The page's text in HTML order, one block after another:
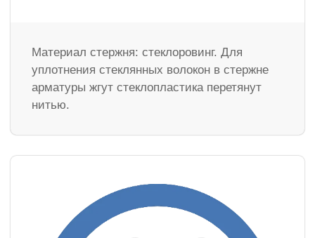
Материал стержня: стеклоровинг. Для
уплотнения стеклянных волокон в стержне
арматуры жгут стеклопластика перетянут
нитью.